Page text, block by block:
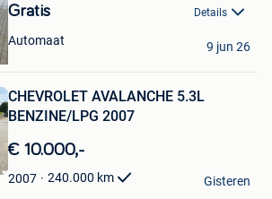
Gratis Details
Automaat 9 jun 26
CHEVROLET AVALANCHE 5.3L
BENZINE/LPG 2007
€ 10.000,-
2007 240.000 km Gisteren